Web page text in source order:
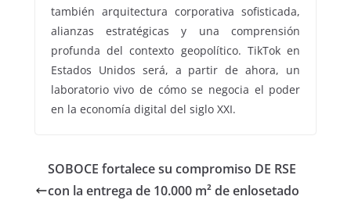
también arquitectura corporativa sofisticada,
alianzas estratégicas y una comprensión
profunda del contexto geopolítico. TikTok en
Estados Unidos será, a partir de ahora, un
laboratorio vivo de cómo se negocia el poder
en la economía digital del siglo XXI.
SOBOCE fortalece su compromiso DE RSE
con la entrega de 10.000 m² de enlosetado